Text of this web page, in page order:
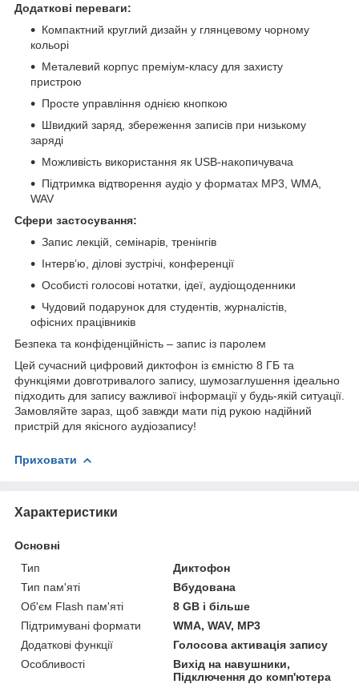
Додаткові переваги:
Компактний круглий дизайн у глянцевому чорному
кольорі
Металевий корпус преміум-класу для захисту
пристрою
Просте управління однією кнопкою
Швидкий заряд, збереження записів при низькому
заряді
Можливість використання як USB-накопичувача
Підтримка відтворення аудіо у форматах MP3, WMA,
WAV
Сфери застосування:
Запис лекцій, семінарів, тренінгів
Інтерв’ю, ділові зустрічі, конференції
Особисті голосові нотатки, ідеї, аудіощоденники
Чудовий подарунок для студентів, журналістів,
офісних працівників
Безпека та конфіденційність – запис із паролем
Цей сучасний цифровий диктофон із ємністю 8 ГБ та
функціями довготривалого запису, шумозаглушення ідеально
підходить для запису важливої інформації у будь-якій ситуації.
Замовляйте зараз, щоб завжди мати під рукою надійний
пристрій для якісного аудіозапису!
Приховати
Характеристики
Основні
Тип
Диктофон
Тип пам'яті
Вбудована
Об'єм Flash пам'яті
8 GB і більше
Підтримувані формати
WMA, WAV, MP3
Додаткові функції
Голосова активація запису
Особливості
Вихід на навушники,
Підключення до комп'ютера